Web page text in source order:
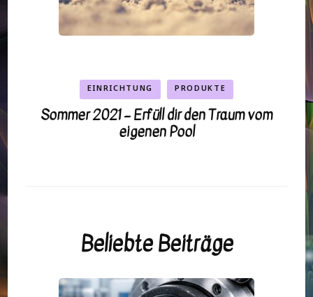
EINRICHTUNG PRODUKTE
Sommer 2021 – Erfüll dir den Traum vom
eigenen Pool
Beliebte Beiträge